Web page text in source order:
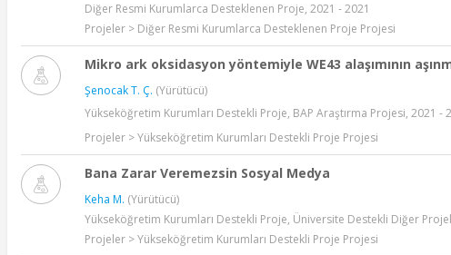
Diğer Resmi Kurumlarca Desteklenen Proje, 2021 - 2021
Projeler > Diğer Resmi Kurumlarca Desteklenen Proje Projesi
Mikro ark oksidasyon yöntemiyle WE43 alaşımının
Şenocak T. Ç. (Yürütücü)
Yükseköğretim Kurumları Destekli Proje, BAP Araştırma Projesi, 2021 -
Projeler > Yükseköğretim Kurumları Destekli Proje Projesi
Bana Zarar Veremezsin Sosyal Medya
Keha M. (Yürütücü)
Yükseköğretim Kurumları Destekli Proje, Üniversite Destekli Diğer
Projeler > Yükseköğretim Kurumları Destekli Proje Projesi